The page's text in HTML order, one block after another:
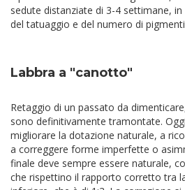
sedute distanziate di 3-4 settimane, in
del tatuaggio e del numero di
Labbra a "canotto"
Retaggio di un passato da
sono definitivamente tramontate.
migliorare la dotazione naturale, a
a correggere forme imperfette o
finale deve sempre essere naturale,
che rispettino il rapporto corretto tra